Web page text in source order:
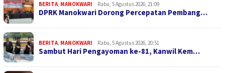
BERITA, MANOKWARI Rabu, 5 Agustus 2026, 21:09
DPRK Manokwari Dorong Percepatan Pembang…
BERITA, MANOKWARI Rabu, 5 Agustus 2026, 20:51
Sambut Hari Pengayoman ke-81, Kanwil Kem…